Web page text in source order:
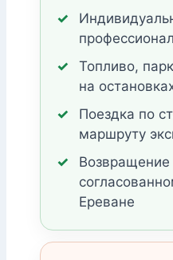
Топливо,
на
Поездка по
маршруту
Возвращение
Ереване